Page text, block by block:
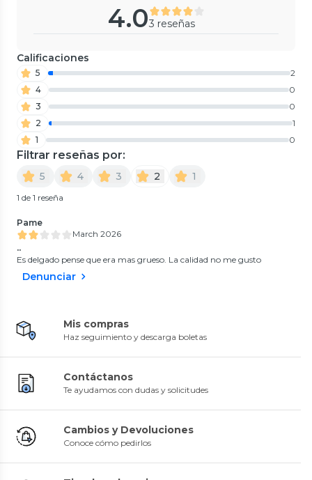
4.03 reseñas
Calificaciones
5
2
4
0
3
0
2
1
1
0
Filtrar reseñas por:
5 4 3 2 1
1 de 1 reseña
Pame
March 2026
..
Es delgado pense que era mas grueso. La calidad no me gusto
Denunciar
Mis compras
Haz seguimiento y descarga boletas
Contáctanos
Te ayudamos con dudas y solicitudes
Cambios y Devoluciones
Conoce cómo pedirlos